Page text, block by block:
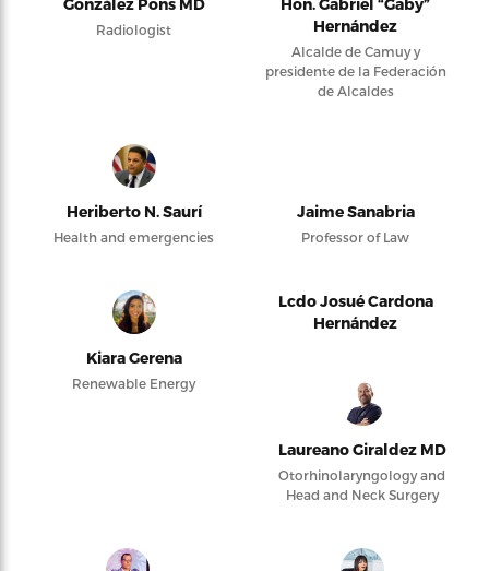
González Pons MD
Radiologist
Hon. Gabriel “Gaby”
Hernández
Alcalde de Camuy y
presidente de la Federación
de Alcaldes
Heriberto N. Saurí
Health and emergencies
Jaime Sanabria
Professor of Law
Kiara Gerena
Renewable Energy
Lcdo Josué Cardona
Hernández
Laureano Giraldez MD
Otorhinolaryngology and
Head and Neck Surgery